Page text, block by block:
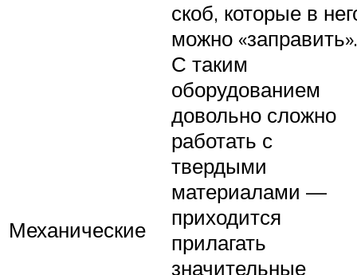
Механические
скоб, которые в
можно «заправить».
С таким
оборудованием
довольно сложно
работать с
твердыми
материалами —
приходится
прилагать
значительные